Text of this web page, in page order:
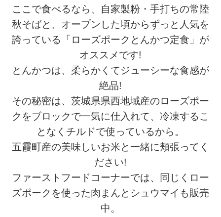
ここで食べるなら、自家製粉・手打ちの常陸
秋そばと、オープンした頃からずっと人気を
誇っている「ローズポークとんかつ定食」が
オススメです!
とんかつは、柔らかくてジューシーな食感が
絶品!
その秘密は、茨城県県西地域産のローズポー
クをブロックで一気に仕入れて、冷凍するこ
となくチルドで使っているから。
五霞町産の美味しいお米と一緒に頬張ってく
ださい!
ファーストフードコーナーでは、同じくロー
ズポークを使った肉まんとシュウマイも販売
中。